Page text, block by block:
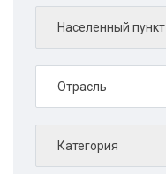
Населенный пункт
Отрасль
Категория